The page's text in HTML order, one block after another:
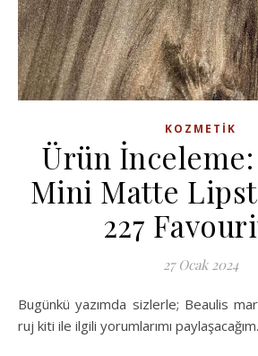
KOZMETIK
Ürün
Mini Matte
227
27 Ocak 2024
Bugünkü yazımda sizlerle; Beaulis markasının, 6'lı mini mat
ruj kiti ile ilgili yorumlarımı paylaşacağım.